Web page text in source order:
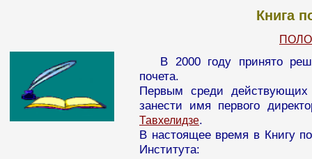
Книга
В 2000 году принято
почета.
Первым среди действующих
занести имя первого
Тавхелидзе.
В настоящее время в Книгу
Института: